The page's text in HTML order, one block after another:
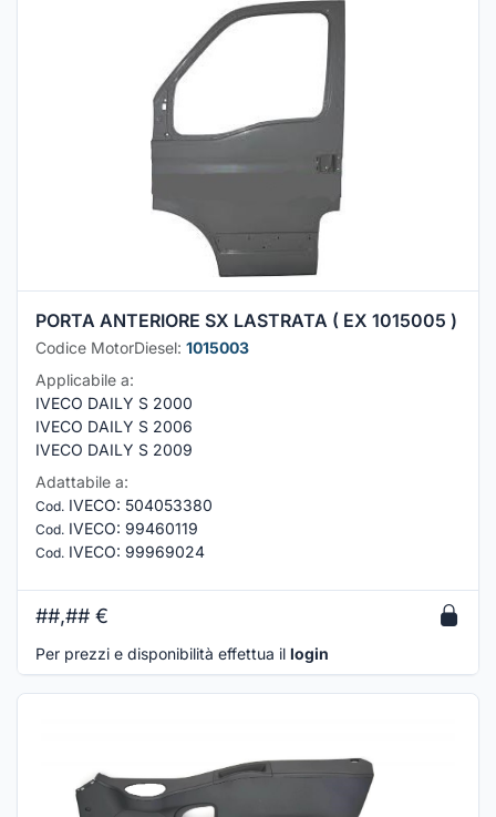
PORTA ANTERIORE SX LASTRATA ( EX 1015005 )
Codice MotorDiesel: 1015003
Applicabile a:
IVECO DAILY S 2000
IVECO DAILY S 2006
IVECO DAILY S 2009
Adattabile a:
Cod. IVECO: 504053380
Cod. IVECO: 99460119
Cod. IVECO: 99969024
##,## €
Per prezzi e disponibilità effettua il login